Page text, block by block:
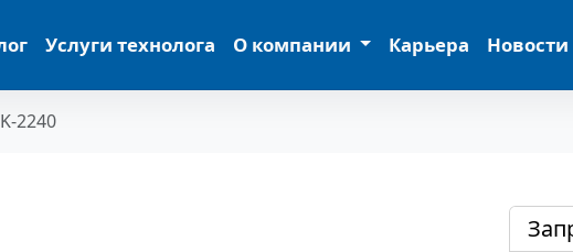
Услуги технолога О компании Карьера Новости
2240